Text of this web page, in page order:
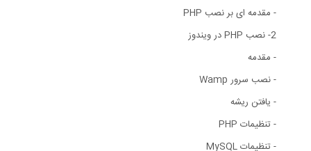
- مقدمه ای بر نصب PHP
2- نصب PHP در ویندوز
- مقدمه
- نصب سرور Wamp
- یافتن ریشه
- تنظیمات PHP
- تنظیمات MySQL